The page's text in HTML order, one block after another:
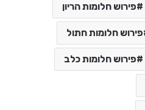
פירוש חלומות הריון
פירוש חלומות חתול
פירוש חלומות כלב